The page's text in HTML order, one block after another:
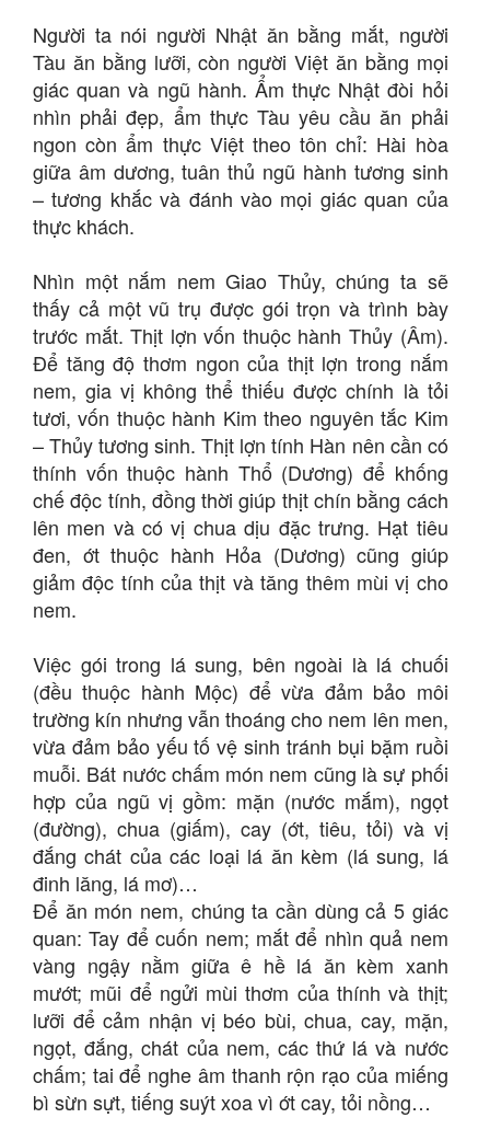
Người ta nói người Nhật ăn bằng mắt, người
Tàu ăn bằng lưỡi, còn người Việt ăn bằng mọi
giác quan và ngũ hành. Ẩm thực Nhật đòi hỏi
nhìn phải đẹp, ẩm thực Tàu yêu cầu ăn phải
ngon còn ẩm thực Việt theo tôn chỉ: Hài hòa
giữa âm dương, tuân thủ ngũ hành tương sinh
– tương khắc và đánh vào mọi giác quan của
thực khách.
Nhìn một nắm nem Giao Thủy, chúng ta sẽ
thấy cả một vũ trụ được gói trọn và trình bày
trước mắt. Thịt lợn vốn thuộc hành Thủy (Âm).
Để tăng độ thơm ngon của thịt lợn trong nắm
nem, gia vị không thể thiếu được chính là tỏi
tươi, vốn thuộc hành Kim theo nguyên tắc Kim
– Thủy tương sinh. Thịt lợn tính Hàn nên cần có
thính vốn thuộc hành Thổ (Dương) để khống
chế độc tính, đồng thời giúp thịt chín bằng cách
lên men và có vị chua dịu đặc trưng. Hạt tiêu
đen, ớt thuộc hành Hỏa (Dương) cũng giúp
giảm độc tính của thịt và tăng thêm mùi vị cho
nem.
Việc gói trong lá sung, bên ngoài là lá chuối
(đều thuộc hành Mộc) để vừa đảm bảo môi
trường kín nhưng vẫn thoáng cho nem lên men,
vừa đảm bảo yếu tố vệ sinh tránh bụi bặm ruồi
muỗi. Bát nước chấm món nem cũng là sự phối
hợp của ngũ vị gồm: mặn (nước mắm), ngọt
(đường), chua (giấm), cay (ớt, tiêu, tỏi) và vị
đắng chát của các loại lá ăn kèm (lá sung, lá
đinh lăng, lá mơ)…
Để ăn món nem, chúng ta cần dùng cả 5 giác
quan: Tay để cuốn nem; mắt để nhìn quả nem
vàng ngậy nằm giữa ê hề lá ăn kèm xanh
mướt; mũi để ngửi mùi thơm của thính và thịt;
lưỡi để cảm nhận vị béo bùi, chua, cay, mặn,
ngọt, đắng, chát của nem, các thứ lá và nước
chấm; tai để nghe âm thanh rộn rạo của miếng
bì sừn sựt, tiếng suýt xoa vì ớt cay, tỏi nồng…